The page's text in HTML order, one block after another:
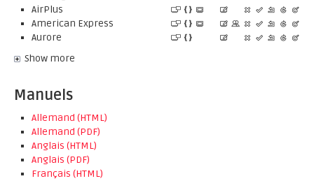
AirPlus
American Express
Aurore
Show more
Manuels
Allemand (HTML)
Allemand (PDF)
Anglais (HTML)
Anglais (PDF)
Français (HTML)